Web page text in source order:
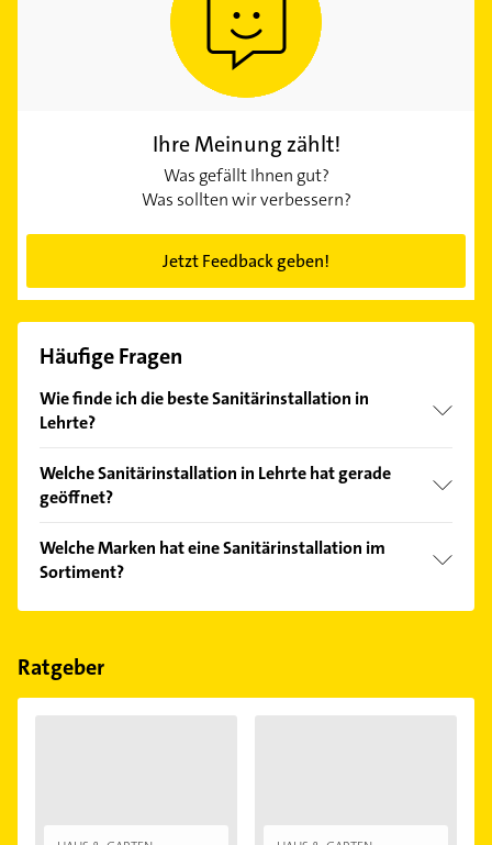
Ihre Meinung zählt!
Was gefällt Ihnen gut?
Was sollten wir verbessern?
Jetzt Feedback geben!
Häufige Fragen
Wie finde ich die beste Sanitärinstallation in
Lehrte?
Kundenmeinungen und profitieren Sie von den
Empfehlungen. Die Suchergebnisse können Sie sich
Welche Sanitärinstallation in Lehrte hat gerade
geöffnet?
Bitte beachten Sie, dass diese an Sonn- und
Feiertagen abweichen können.
Welche Marken hat eine Sanitärinstallation im
Sortiment?
Die Sanitärinstallation verkauft Marken wie Vaillant,
Ratgeber